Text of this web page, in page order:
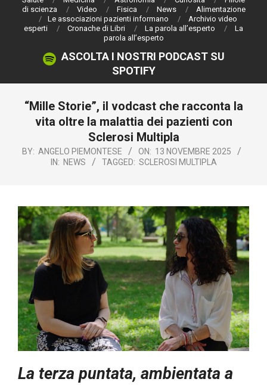
di scienza
Video Fisica News
Alimentazione
Le associazioni pazienti informano
Archivio video
esperti
Cronache di Libri La parola all’esperto
La
parola all’esperto
ASCOLTA I NOSTRI PODCAST SU
SPOTIFY
“Mille Storie”, il vodcast che racconta la
vita oltre la malattia dei pazienti con
Sclerosi Multipla
BY: ANGELO PIEMONTESE ON: 13 NOVEMBRE 2025
IN: NEWS TAGGED: SCLEROSI MULTIPLA
La terza puntata, ambientata a